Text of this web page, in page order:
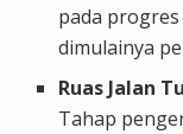
pada
dimulainya
Ruas Jalan
Tahap